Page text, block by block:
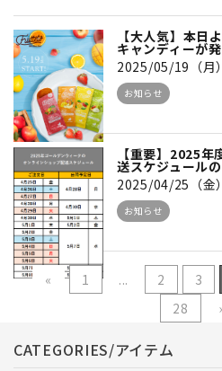
【大人気】本日
キャンディーが
2025/05/19（月）
お知らせ
【重要】2025
送スケジュール
2025/04/25（金）
お知らせ
« 1 ... 2 3
28
CATEGORIES/アイテム